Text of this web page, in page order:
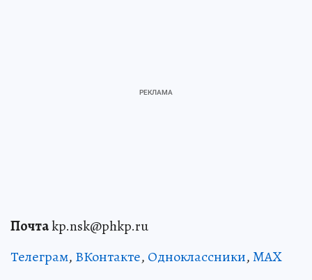
Почтаkp.nsk@phkp.ru
Телеграм, ВКонтакте, Одноклассники,MAX